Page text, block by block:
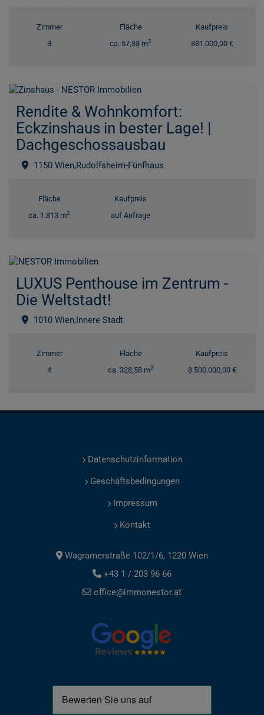
Zimmer
3
Fläche
ca. 57,33 m2
Kaufpreis
381.000,00 €
Rendite & Wohnkomfort:
Eckzinshaus in bester Lage! |
Dachgeschossausbau
1150 Wien,Rudolfsheim-Fünfhaus
Fläche
ca. 1.813 m2
Kaufpreis
auf Anfrage
LUXUS Penthouse im Zentrum -
Die Weltstadt!
1010 Wien,Innere Stadt
Zimmer
4
Fläche
ca. 328,58 m2
Kaufpreis
8.500.000,00 €
Datenschutzinformation
Geschäftsbedingungen
Impressum
Kontakt
Wagramerstraße 102/1/6, 1220 Wien
+43 1 / 203 96 66
office@immonestor.at